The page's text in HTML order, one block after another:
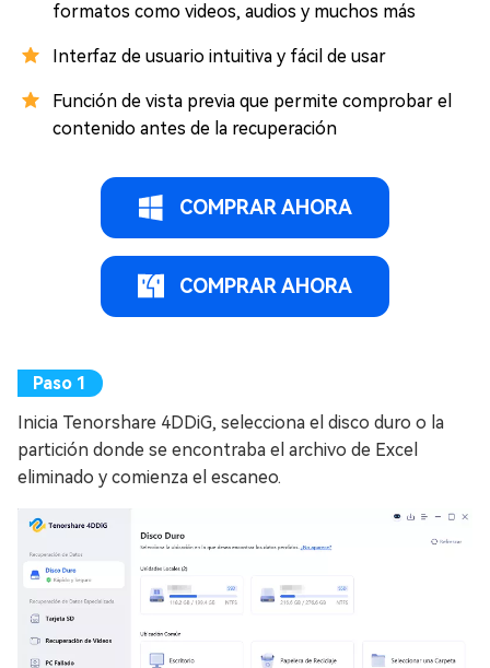
formatos como videos, audios y muchos más
Interfaz de usuario intuitiva y fácil de usar
Función de vista previa que permite comprobar el
contenido antes de la recuperación
COMPRAR AHORA
COMPRAR AHORA
Inicia Tenorshare 4DDiG, selecciona el disco duro o la
partición donde se encontraba el archivo de Excel
eliminado y comienza el escaneo.